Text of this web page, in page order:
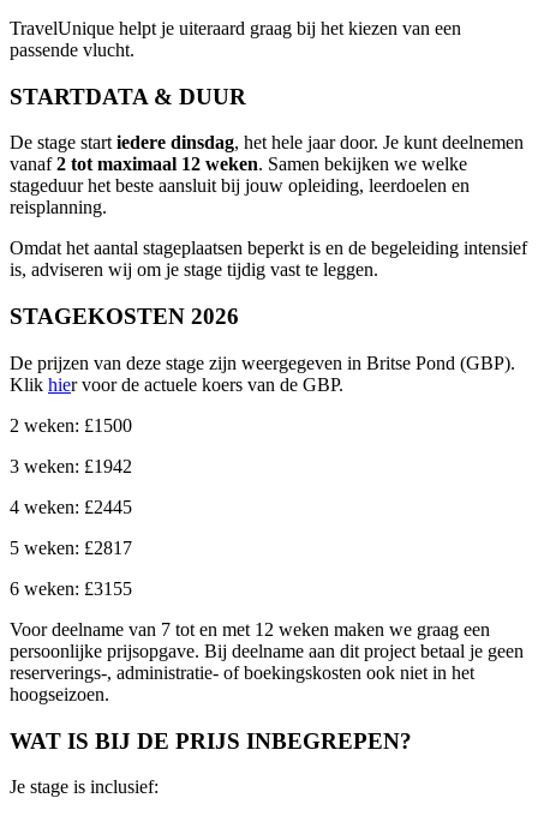
TravelUnique helpt je uiteraard graag bij het kiezen van een
passende vlucht.
STARTDATA & DUUR
De stage start iedere dinsdag, het hele jaar door. Je kunt deelnemen
vanaf2 tot maximaal 12 weken. Samen bekijken we welke
stageduur het beste aansluit bij jouw opleiding, leerdoelen en
reisplanning.
Omdat het aantal stageplaatsen beperkt is en de begeleiding intensief
is, adviseren wij om je stage tijdig vast te leggen.
STAGEKOSTEN 2026
De prijzen van deze stage zijn weergegeven in Britse Pond (GBP).
Klik hier voor de actuele koers van de GBP.
2 weken: £1500
3 weken: £1942
4 weken: £2445
5 weken: £2817
6 weken: £3155
Voor deelname van 7 tot en met 12 weken maken we graag een
persoonlijke prijsopgave. Bij deelname aan dit project betaal je geen
reserverings-, administratie- of boekingskosten ook niet in het
hoogseizoen.
WAT IS BIJ DE PRIJS INBEGREPEN?
Je stage is inclusief: